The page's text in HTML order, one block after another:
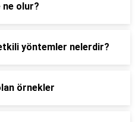
olur?
yöntemler nelerdir?
örnekler